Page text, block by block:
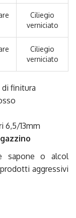
Ciliegio
verniciato
Ciliegio
verniciato
finitura
6,5/13mm
sapone o alcol
aggressivi